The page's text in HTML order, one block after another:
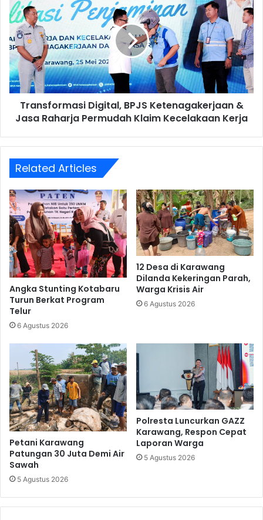
Digital,
BPJS
Ketenagakerjaan
&
Jasa
Raharja
Permudah
Klaim
Kecelakaan
Kerja
Transformasi Digital, BPJS Ketenagakerjaan &
Jasa Raharja Permudah Klaim Kecelakaan Kerja
Related Articles
Angka Stunting Kotabaru
Turun Berkat Program
Telur
6 Agustus 2026
12 Desa di Karawang
Dilanda Kekeringan Parah,
Warga Krisis Air
6 Agustus 2026
Petani Karawang
Patungan 30 Juta Demi Air
Sawah
5 Agustus 2026
Polresta Luncurkan GAZZ
Karawang, Respon Cepat
Laporan Warga
5 Agustus 2026